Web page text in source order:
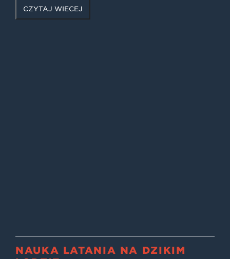
CZYTAJ WIĘCEJ
NAUKA LATANIA NA DZIKIM